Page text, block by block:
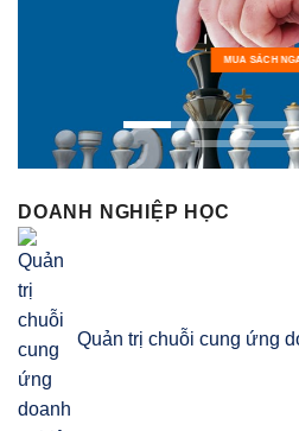
MUA SÁCH
DOANH NGHIỆP HỌC
Quản trị chuỗi cung ứng